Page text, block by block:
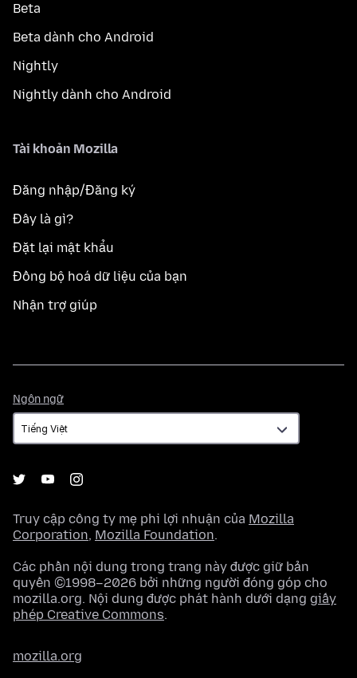
Beta
Beta dành cho Android
Nightly
Nightly dành cho Android
Tài khoản Mozilla
Đăng nhập/Đăng ký
Đây là gì?
Đặt lại mật khẩu
Đồng bộ hoá dữ liệu của bạn
Nhận trợ giúp
Ngôn ngữ
ngữ
Truy cập công ty mẹ phi lợi nhuận của Mozilla
Corporation, Mozilla Foundation.
Các phần nội dung trong trang này được giữ bản
quyền ©1998–2026 bởi những người đóng góp cho
mozilla.org. Nội dung được phát hành dưới dạng giấy
phép Creative Commons.
mozilla.org